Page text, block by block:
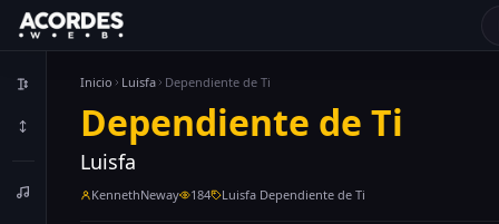
Inicio Luisfa Dependiente de Ti
Dependiente de Ti
Luisfa
KennethNeway 184 Luisfa Dependiente de Ti